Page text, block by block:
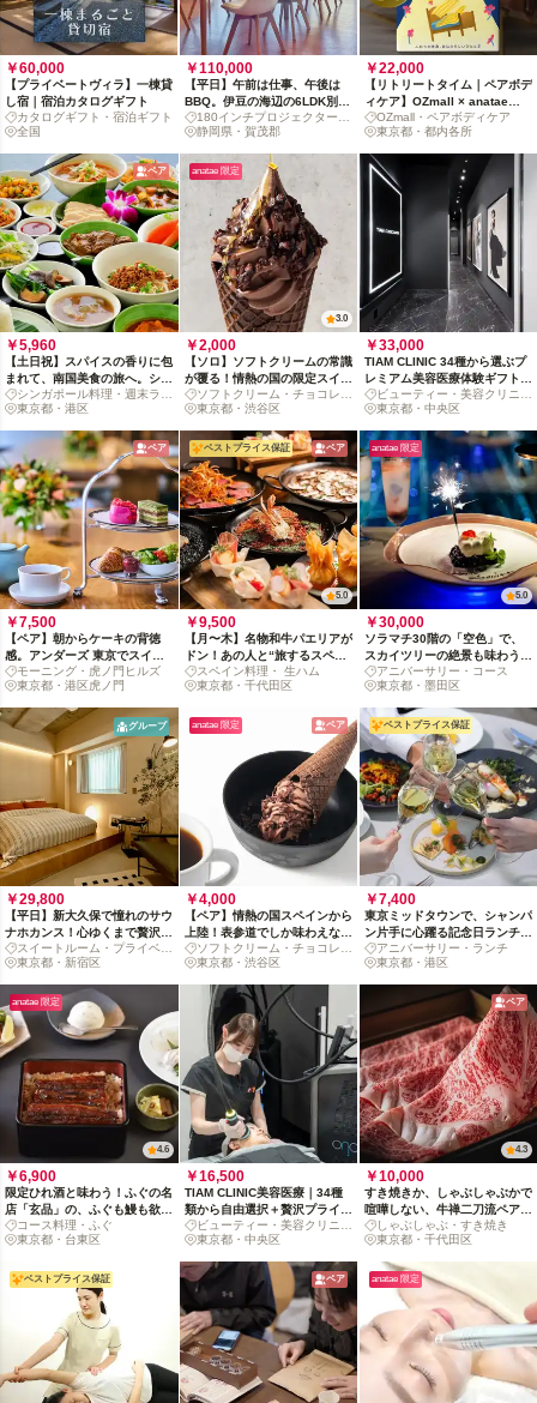
￥60,000
【プライベートヴィラ】一棟貸
し宿｜宿泊カタログギフト
カタログギフト・宿泊ギフト
全国
￥110,000
【平日】午前は仕事、午後は
BBQ。伊豆の海辺の6LDK別荘
で企業合宿や家族旅を。
180インチプロジェクター・
BBQ
静岡県・賀茂郡
￥22,000
【リトリートタイム｜ペアボデ
ィケア】OZmall × anatae
presents カタログギフト
OZmall・ペアボディケア
東京都・都内各所
ペア
￥5,960
【土日祝】スパイスの香りに包
まれて、南国美食の旅へ。シン
ガポール・ランチブッフェ
シンガポール料理・週末ラン
チブッフェ
東京都・港区
anatae 限定
3.0
￥2,000
【ソロ】ソフトクリームの常識
が覆る！情熱の国の限定スイー
ツセット
ソフトクリーム・チョコレー
ト
東京都・渋谷区
￥33,000
TIAM CLINIC 34種から選ぶプ
レミアム美容医療体験ギフト
～新しい自分に出会う上質な時
間～
ビューティー・美容クリニッ
ク
東京都・中央区
ペア
￥7,500
【ペア】朝からケーキの背徳
感。アンダーズ 東京でスイー
トな朝活を
モーニング・虎ノ門ヒルズ
東京都・港区虎ノ門
ベストプライス保証 ペア
5.0
￥9,500
【月〜木】名物和牛パエリアが
ドン！あの人と“旅するスペメ
シ”ディナーペアコース
スペイン料理・ 生ハム
東京都・千代田区
anatae 限定
5.0
￥30,000
ソラマチ30階の「空色」で、
スカイツリーの絶景も味わう記
念日イタリアン（飲み放題付
き）
アニバーサリー・コース
東京都・墨田区
グループ
￥29,800
【平日】新大久保で憧れのサウ
ナホカンス！心ゆくまで贅沢に
整う180分
スイートルーム・プライベー
トサウナ
東京都・新宿区
anatae 限定 ペア
￥4,000
【ペア】情熱の国スペインから
上陸！表参道でしか味わえない
ソフトクリームを楽しむ二人時
間
ソフトクリーム・チョコレー
ト
東京都・渋谷区
ベストプライス保証
￥7,400
東京ミッドタウンで、シャンパ
ン片手に心躍る記念日ランチコ
ースアニバーサリー・ランチ
東京都・港区
anatae 限定
4.6
￥6,900
限定ひれ酒と味わう！ふぐの名
店「玄品」の、ふぐも鰻も欲張
りコース
コース料理・ふぐ
東京都・台東区
￥16,500
TIAM CLINIC美容医療｜34種
類から自由選択＋贅沢プライベ
ート時間
ビューティー・美容クリニッ
ク
東京都・中央区
ペア
4.3
￥10,000
すき焼きか、しゃぶしゃぶかで
喧嘩しない、牛禅二刀流ペアコ
ースしゃぶしゃぶ・すき焼き
東京都・千代田区
ベストプライス保証 ペア anatae 限定